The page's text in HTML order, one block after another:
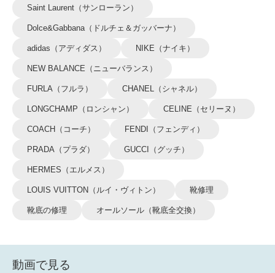
Saint Laurent（サンローラン）
Dolce&Gabbana（ドルチェ＆ガッバーナ）
adidas（アディダス） NIKE（ナイキ）
NEW BALANCE（ニューバランス）
FURLA（フルラ） CHANEL（シャネル）
LONGCHAMP（ロンシャン） CELINE（セリーヌ）
COACH（コーチ） FENDI（フェンディ）
PRADA（プラダ） GUCCI（グッチ）
HERMES（エルメス）
LOUIS VUITTON（ルイ・ヴィトン） 靴修理
靴底の修理 オールソール（靴底全交換）
動画で見る